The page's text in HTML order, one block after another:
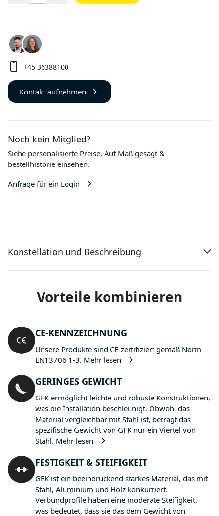
+45 36388100
Kontakt aufnehmen
Noch kein Mitglied?
Siehe personalisierte Preise, Auf Maß gesägt &
bestellhistorie einsehen.
Anfrage für ein Login
Konstellation und Beschreibung
Vorteile kombinieren
CE-KENNZEICHNUNG
Unsere Produkte sind CE-zertifiziert gemäß Norm
EN13706 1-3. Mehr lesen
GERINGES GEWICHT
GFK ermöglicht leichte und robuste Konstruktionen,
was die Installation beschleunigt. Obwohl das
Material vergleichbar mit Stahl ist, beträgt das
spezifische Gewicht von GFK nur ein Viertel von
Stahl. Mehr lesen
FESTIGKEIT & STEIFIGKEIT
GFK ist ein beeindruckend starkes Material, das mit
Stahl, Aluminium und Holz konkurriert.
Verbundprofile haben eine moderate Steifigkeit,
was bedeutet, dass sie das dem Gewicht von